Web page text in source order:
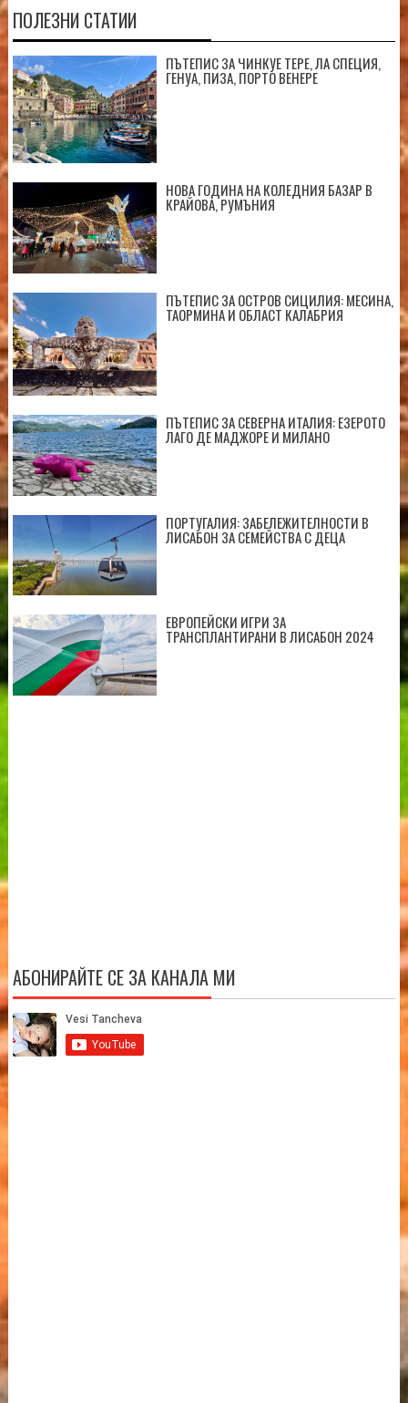
ПОЛЕЗНИ СТАТИИ
ПЪТЕПИС ЗА ЧИНКУЕ ТЕРЕ, ЛА СПЕЦИЯ,
ГЕНУА, ПИЗА, ПОРТО ВЕНЕРЕ
НОВА ГОДИНА НА КОЛЕДНИЯ БАЗАР В
КРАЙОВА, РУМЪНИЯ
ПЪТЕПИС ЗА ОСТРОВ СИЦИЛИЯ: МЕСИНА,
ТАОРМИНА И ОБЛАСТ КАЛАБРИЯ
ПЪТЕПИС ЗА СЕВЕРНА ИТАЛИЯ: ЕЗЕРОТО
ЛАГО ДЕ МАДЖОРЕ И МИЛАНО
ПОРТУГАЛИЯ: ЗАБЕЛЕЖИТЕЛНОСТИ В
ЛИСАБОН ЗА СЕМЕЙСТВА С ДЕЦА
ЕВРОПЕЙСКИ ИГРИ ЗА
ТРАНСПЛАНТИРАНИ В ЛИСАБОН 2024
АБОНИРАЙТЕ СЕ ЗА КАНАЛА МИ